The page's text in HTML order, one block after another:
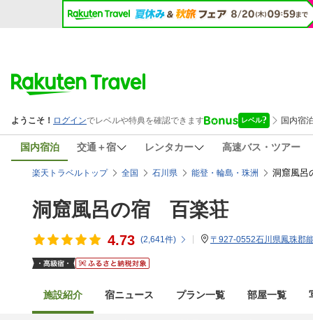
国内宿泊 交通＋宿 レンタカー 高速バス・ツアー
楽天トラベルトップ 全国 石川県 能登・輪島・珠洲 洞窟風
洞窟風呂の宿 百楽荘
4.73 (2,641件) 〒927-0552石川県鳳珠郡
施設紹介 宿ニュース プラン一覧 部屋一覧